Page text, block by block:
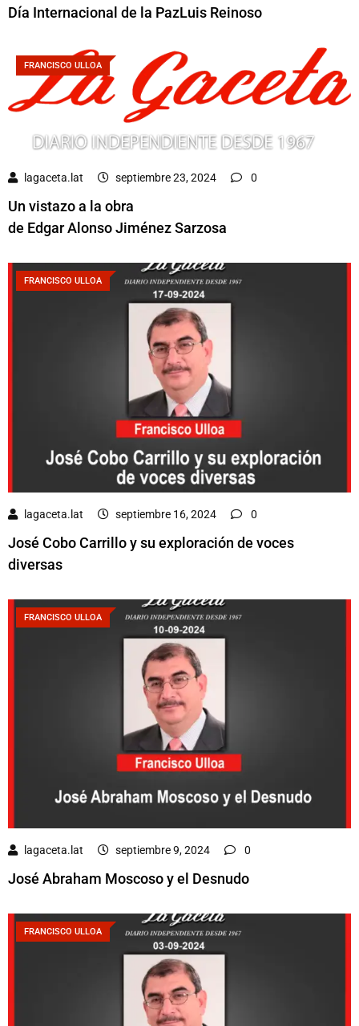
Día Internacional de la PazLuis Reinoso
FRANCISCO ULLOA
lagaceta.lat septiembre 23, 2024 0
Un vistazo a la obra
de Edgar Alonso Jiménez Sarzosa
FRANCISCO ULLOA
lagaceta.lat septiembre 16, 2024 0
José Cobo Carrillo y su exploración de voces
diversas
FRANCISCO ULLOA
lagaceta.lat septiembre 9, 2024 0
José Abraham Moscoso y el Desnudo
FRANCISCO ULLOA